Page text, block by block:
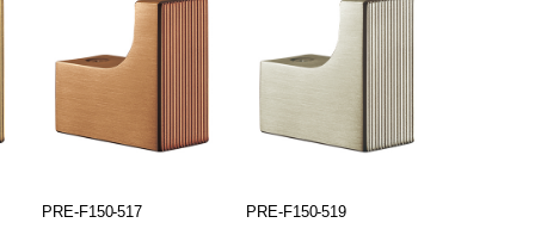
PRE-F150-517 PRE-F150-519